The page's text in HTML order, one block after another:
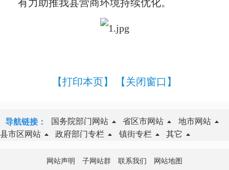
有力助推我县营商环境持续优化。
【打印本页】 【关闭窗口】
导航链接： 国务院部门网站 省区市网站
地市网站
县市区网站
政府部门专栏 镇街专栏 其它
网站声明 子网站群 联系我们 网站地图